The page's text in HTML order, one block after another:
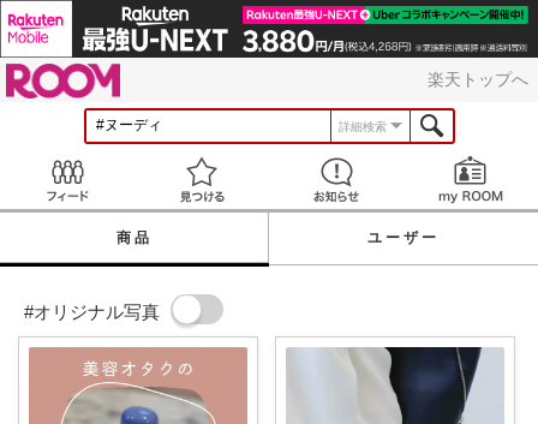
楽天トップへ
詳細検索
見つける お知らせ
商品 ユーザー
#オリジナル写真